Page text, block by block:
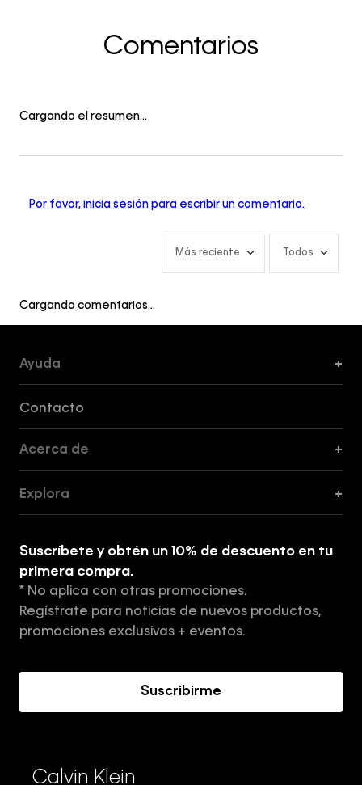
Comentarios
Cargando el resumen…
Por favor, inicia sesión para escribir un comentario.
Más reciente Todos
Cargando comentarios…
Ayuda +
Contacto
Acerca de +
Tiendas
Aviso de privacidad
Términos y Condiciones
Explora +
Suscríbete y obtén un 10% de descuento en tu
primera compra.
* No aplica con otras promociones.
Regístrate para noticias de nuevos productos,
promociones exclusivas + eventos.
Suscribirme
Calvin Klein